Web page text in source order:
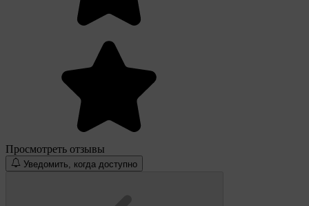
Просмотреть отзывы
Уведомить, когда доступно